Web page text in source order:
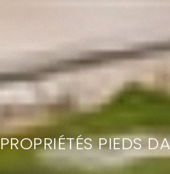
PROPRIÉTÉS PIEDS